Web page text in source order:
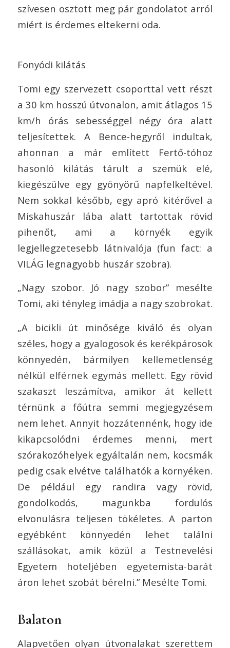
szívesen osztott meg pár gondolatot arról
miért is érdemes eltekerni oda.
Fonyódi kilátás
Tomi egy szervezett csoporttal vett részt
a 30 km hosszú útvonalon, amit átlagos 15
km/h órás sebességgel négy óra alatt
teljesítettek. A Bence-hegyről indultak,
ahonnan a már említett Fertő-tóhoz
hasonló kilátás tárult a szemük elé,
kiegészülve egy gyönyörű napfelkeltével.
Nem sokkal később, egy apró kitérővel a
Miskahuszár lába alatt tartottak rövid
pihenőt, ami a környék egyik
legjellegzetesebb látnivalója (fun fact: a
VILÁG legnagyobb huszár szobra).
„Nagy szobor. Jó nagy szobor” mesélte
Tomi, aki tényleg imádja a nagy szobrokat.
„A bicikli út minősége kiváló és olyan
széles, hogy a gyalogosok és kerékpárosok
könnyedén, bármilyen kellemetlenség
nélkül elférnek egymás mellett. Egy rövid
szakaszt leszámítva, amikor át kellett
térnünk a főútra semmi megjegyzésem
nem lehet. Annyit hozzátennénk, hogy ide
kikapcsolódni érdemes menni, mert
szórakozóhelyek egyáltalán nem, kocsmák
pedig csak elvétve találhatók a környéken.
De például egy randira vagy rövid,
gondolkodós, magunkba fordulós
elvonulásra teljesen tökéletes. A parton
egyébként könnyedén lehet találni
szállásokat, amik közül a Testnevelési
Egyetem hoteljében egyetemista-barát
áron lehet szobát bérelni.” Mesélte Tomi.
Balaton
Alapvetően olyan útvonalakat szerettem